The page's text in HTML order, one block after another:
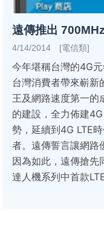
遠傳推出
4/14/2014 [電信類]
今年堪稱台灣的4G
台灣消費者帶來嶄新
王及網路速度第一的
的建設，全力佈建
勢，延續到4G LTE
者。遠傳誓言讓網路
因為如此，遠傳搶
達人機系列中首款